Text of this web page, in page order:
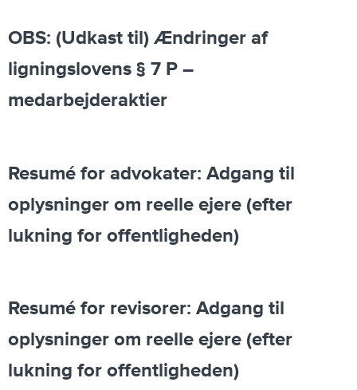
OBS: (Udkast til) Ændringer af
ligningslovens § 7 P –
medarbejderaktier
Resumé for advokater: Adgang til
oplysninger om reelle ejere (efter
lukning for offentligheden)
Resumé for revisorer: Adgang til
oplysninger om reelle ejere (efter
lukning for offentligheden)